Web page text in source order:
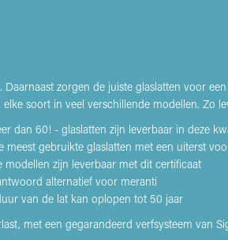
zorgen de juiste glaslatten voor
soort in veel verschillende modellen. Zo
dan 60! - glaslatten zijn leverbaar in deze
meest gebruikte glaslatten met een uiterst
modellen zijn leverbaar met dit certificaat
alternatief voor meranti
van de lat kan oplopen tot 50 jaar
met een gegarandeerd verfsysteem van